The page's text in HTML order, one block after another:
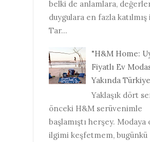
belki de anlamlara,
duygulara en fazla
Tar...
"H&M Home:
Fiyatlı Ev
Yakında
Yaklaşık dört
önceki H&M serüvenimle
başlamıştı herşey. Modaya
ilgimi keşfetmem, bugünkü